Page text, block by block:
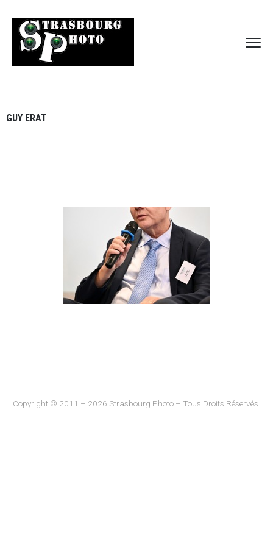
GUY ERAT
Copyright © 2011 – 2026 Strasbourg Photo – Tous Droits Réservés.